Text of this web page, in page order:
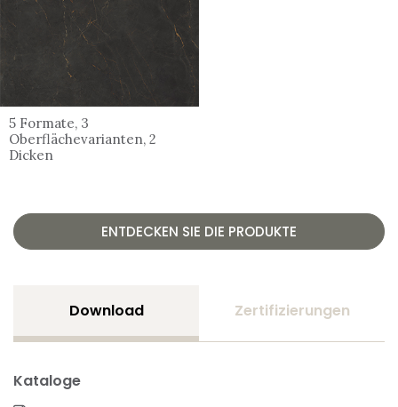
5 Formate, 3
Oberflächevarianten, 2
Dicken
ENTDECKEN SIE DIE PRODUKTE
Download Zertifizierungen
Kataloge